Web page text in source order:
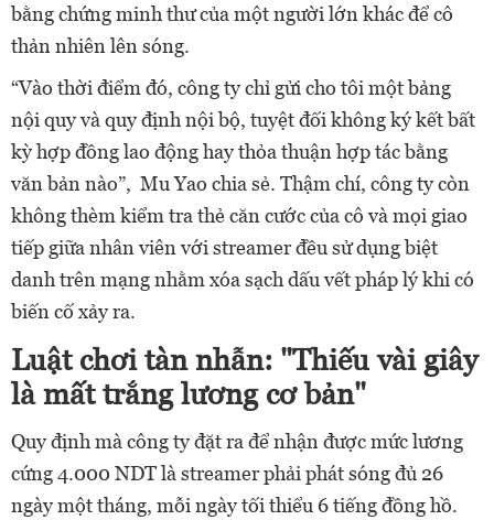
bằng chứng minh thư của một người lớn khác để cô
thản nhiên lên sóng.
“Vào thời điểm đó, công ty chỉ gửi cho tôi một bảng
nội quy và quy định nội bộ, tuyệt đối không ký kết bất
kỳ hợp đồng lao động hay thỏa thuận hợp tác bằng
văn bản nào”, Mu Yao chia sẻ. Thậm chí, công ty còn
không thèm kiểm tra thẻ căn cước của cô và mọi giao
tiếp giữa nhân viên với streamer đều sử dụng biệt
danh trên mạng nhằm xóa sạch dấu vết pháp lý khi có
biến cố xảy ra.
Luật chơi tàn nhẫn: "Thiếu vài giây
là mất trắng lương cơ bản"
Quy định mà công ty đặt ra để nhận được mức lương
cứng 4.000 NDT là streamer phải phát sóng đủ 26
ngày một tháng, mỗi ngày tối thiểu 6 tiếng đồng hồ.